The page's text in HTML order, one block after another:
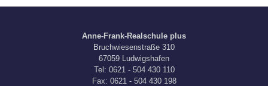
Anne-Frank-Realschule plus
Bruchwiesenstraße 310
67059 Ludwigshafen
Tel: 0621 - 504 430 110
Fax: 0621 - 504 430 198